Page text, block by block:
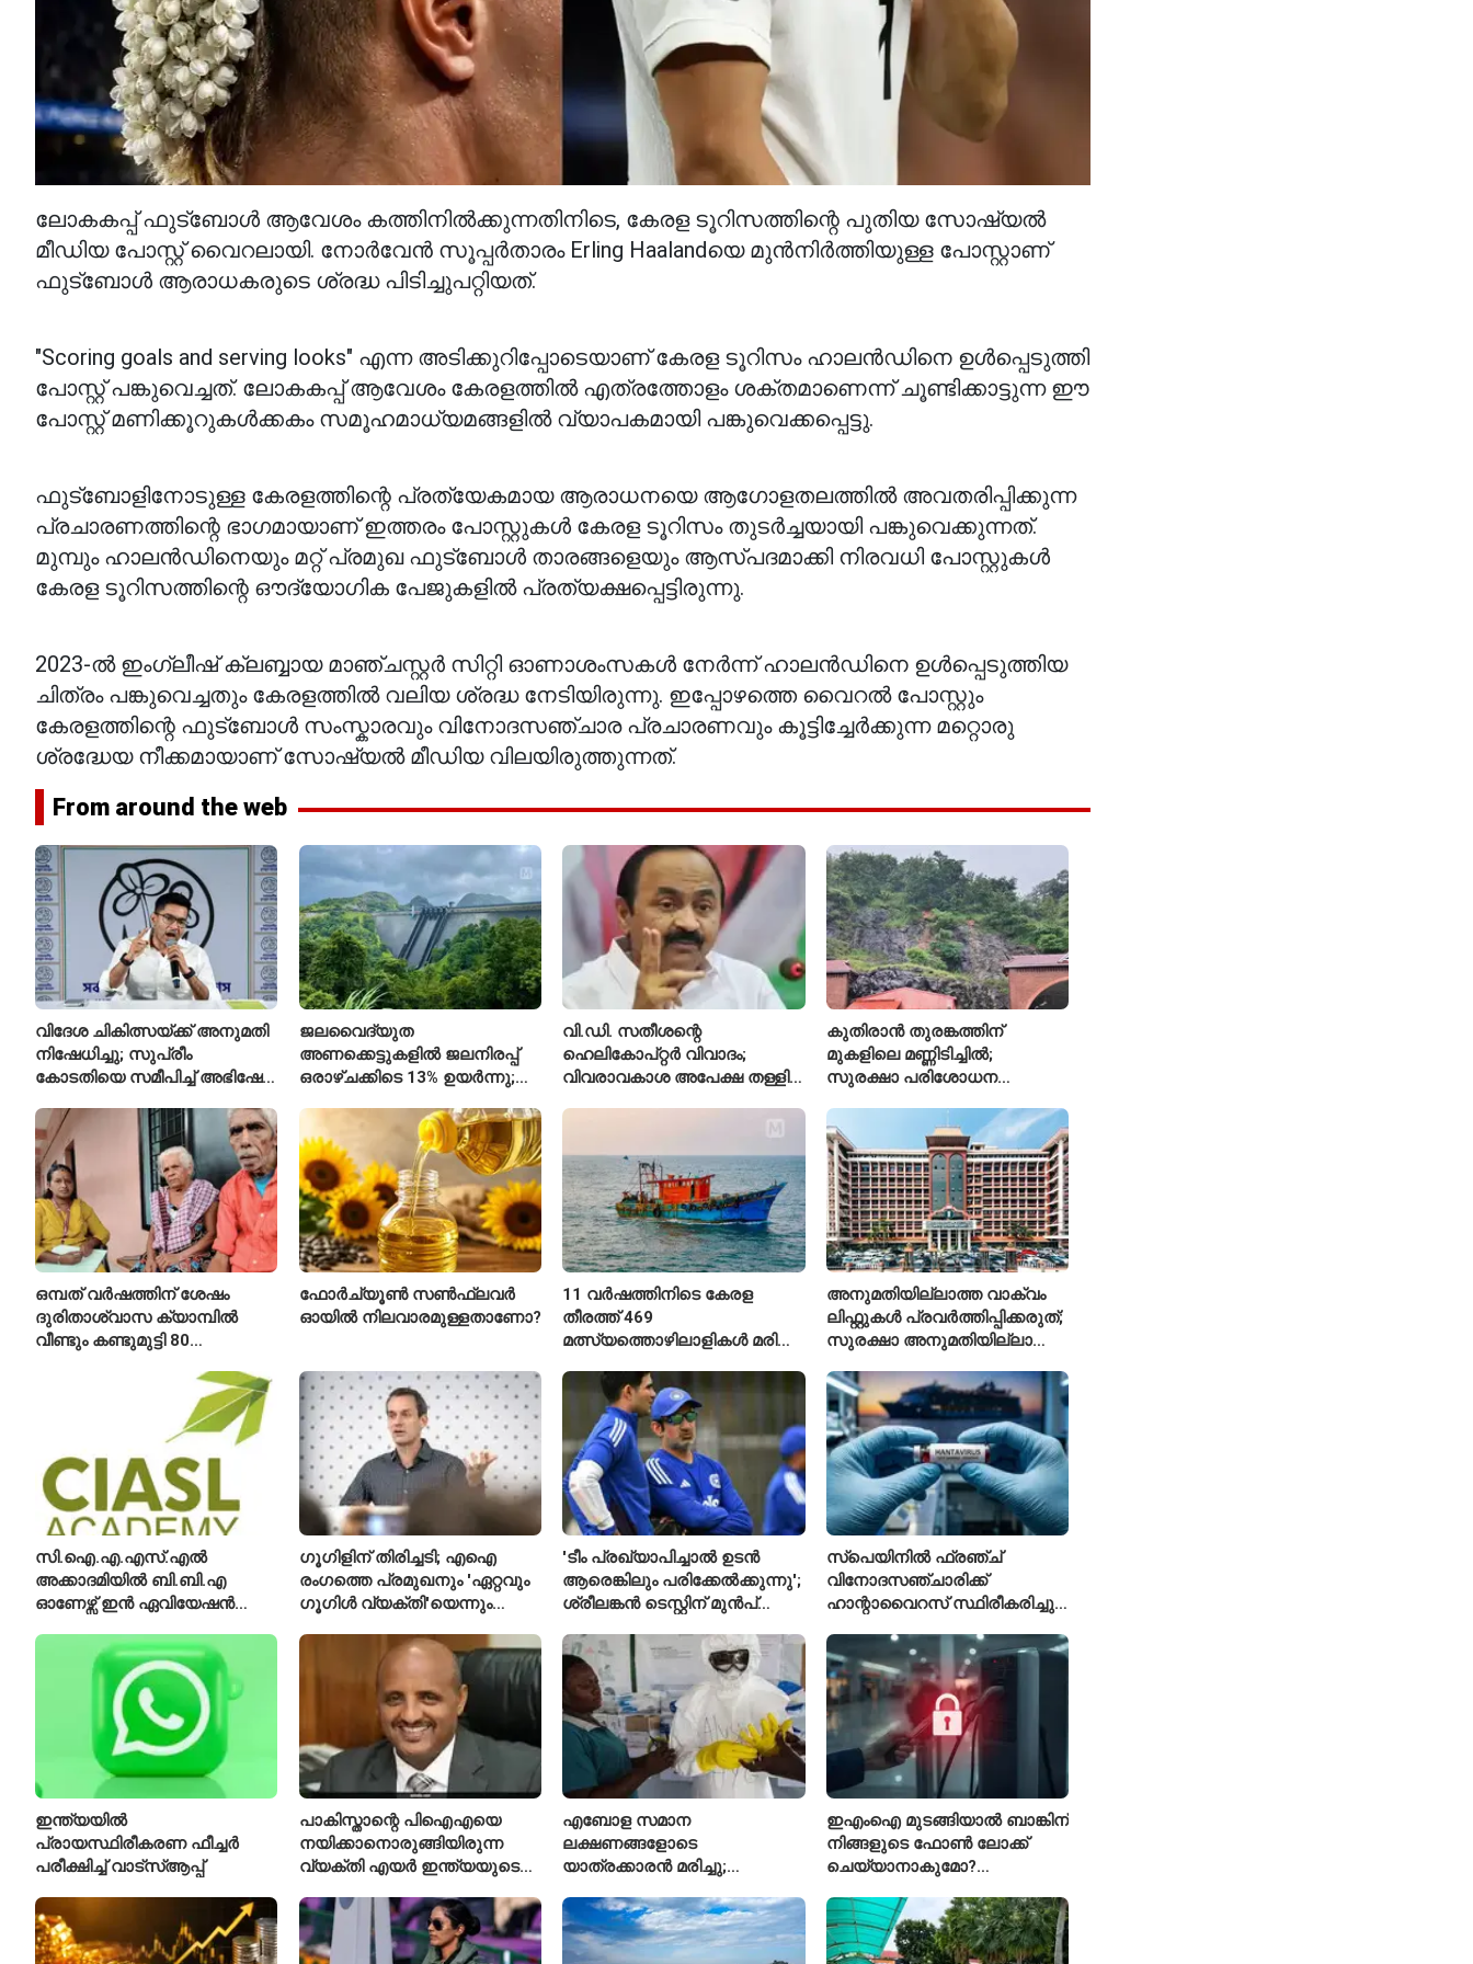
ലോകകപ്പ് ഫുട്ബോൾ ആവേശം കത്തിനിൽക്കുന്നതിനിടെ, കേരള ടൂറിസത്തിന്റെ പുതിയ സോഷ്യൽ
മീഡിയ പോസ്റ്റ് വൈറലായി. നോർവേൻ സൂപ്പർതാരം Erling Haalandയെ മുൻനിർത്തിയുള്ള പോസ്റ്റാണ്
ഫുട്ബോൾ ആരാധകരുടെ ശ്രദ്ധ പിടിച്ചുപറ്റിയത്.
"Scoring goals and serving looks" എന്ന അടിക്കുറിപ്പോടെയാണ് കേരള ടൂറിസം ഹാലൻഡിനെ ഉൾപ്പെടുത്തി
പോസ്റ്റ് പങ്കുവെച്ചത്. ലോകകപ്പ് ആവേശം കേരളത്തിൽ എത്രത്തോളം ശക്തമാണെന്ന് ചൂണ്ടിക്കാട്ടുന്ന ഈ
പോസ്റ്റ് മണിക്കൂറുകൾക്കകം സമൂഹമാധ്യമങ്ങളിൽ വ്യാപകമായി പങ്കുവെക്കപ്പെട്ടു.
ഫുട്ബോളിനോടുള്ള കേരളത്തിന്റെ പ്രത്യേകമായ ആരാധനയെ ആഗോളതലത്തിൽ അവതരിപ്പിക്കുന്ന
പ്രചാരണത്തിന്റെ ഭാഗമായാണ് ഇത്തരം പോസ്റ്റുകൾ കേരള ടൂറിസം തുടർച്ചയായി പങ്കുവെക്കുന്നത്.
മുമ്പും ഹാലൻഡിനെയും മറ്റ് പ്രമുഖ ഫുട്ബോൾ താരങ്ങളെയും ആസ്പദമാക്കി നിരവധി പോസ്റ്റുകൾ
കേരള ടൂറിസത്തിന്റെ ഔദ്യോഗിക പേജുകളിൽ പ്രത്യക്ഷപ്പെട്ടിരുന്നു.
2023-ൽ ഇംഗ്ലീഷ് ക്ലബ്ബായ മാഞ്ചസ്റ്റർ സിറ്റി ഓണാശംസകൾ നേർന്ന് ഹാലൻഡിനെ ഉൾപ്പെടുത്തിയ
ചിത്രം പങ്കുവെച്ചതും കേരളത്തിൽ വലിയ ശ്രദ്ധ നേടിയിരുന്നു. ഇപ്പോഴത്തെ വൈറൽ പോസ്റ്റും
കേരളത്തിന്റെ ഫുട്ബോൾ സംസ്കാരവും വിനോദസഞ്ചാര പ്രചാരണവും കൂട്ടിച്ചേർക്കുന്ന മറ്റൊരു
ശ്രദ്ധേയ നീക്കമായാണ് സോഷ്യൽ മീഡിയ വിലയിരുത്തുന്നത്.
From around the web
വിദേശ ചികിത്സയ്ക്ക് അനുമതി
നിഷേധിച്ചു; സുപ്രീം
കോടതിയെ സമീപിച്ച് അഭിഷേക്
ജലവൈദ്യുത
അണക്കെട്ടുകളിൽ ജലനിരപ്പ്
ഒരാഴ്ചക്കിടെ 13% ഉയർന്നു;
ഇപ്പോഴും കുറവ്
വി.ഡി. സതീശന്റെ
ഹെലികോപ്റ്റർ വിവാദം;
വിവരാവകാശ അപേക്ഷ തള്ളി
കുതിരാൻ തുരങ്കത്തിന്
മുകളിലെ മണ്ണിടിച്ചിൽ;
സുരക്ഷാ പരിശോധന
ഒമ്പത് വർഷത്തിന് ശേഷം
ദുരിതാശ്വാസ ക്യാമ്പിൽ
വീണ്ടും കണ്ടുമുട്ടി 80
ഫോർച്യൂൺ സൺഫ്ലവർ
ഓയിൽ നിലവാരമുള്ളതാണോ?
11 വർഷത്തിനിടെ കേരള
തീരത്ത് 469
മത്സ്യത്തൊഴിലാളികൾ മരിച്ചു;
47,773 പേരെ രക്ഷപ്പെടുത്തി
അനുമതിയില്ലാത്ത വാക്വം
ലിഫ്റ്റുകൾ പ്രവർത്തിപ്പിക്കരുത്;
സുരക്ഷാ അനുമതിയില്ലാത്ത
ഹൈക്കോടതിയുടെ വിലക്ക്
സി.ഐ.എ.എസ്.എൽ
അക്കാദമിയിൽ ബി.ബി.എ
ഓണേഴ്സ് ഇൻ ഏവിയേഷൻ
ഈമാസം 12 വരെ
ഗൂഗിളിന് തിരിച്ചടി; എഐ
രംഗത്തെ പ്രമുഖനും 'ഏറ്റവും
ഗൂഗിൾ വ്യക്തി'യെന്നും
'ടീം പ്രഖ്യാപിച്ചാൽ ഉടൻ
ആരെങ്കിലും പരിക്കേൽക്കുന്നു';
ശ്രീലങ്കൻ ടെസ്റ്റിന് മുൻപ്
മുൻതാരം
സ്പെയിനിൽ ഫ്രഞ്ച്
വിനോദസഞ്ചാരിക്ക്
ഹാന്റാവൈറസ് സ്ഥിരീകരിച്ചു;
പ്രവേശിപ്പിച്ചു
ഇന്ത്യയിൽ
പ്രായസ്ഥിരീകരണ ഫീച്ചർ
പരീക്ഷിച്ച് വാട്‌സ്ആപ്പ്
പാകിസ്താന്റെ പിഐഎയെ
നയിക്കാനൊരുങ്ങിയിരുന്ന
വ്യക്തി എയർ ഇന്ത്യയുടെ
എബോള സമാന
ലക്ഷണങ്ങളോടെ
യാത്രക്കാരൻ മരിച്ചു;
യാത്രക്കാരെ നിരീക്ഷണത്തിൽ
ഇഎംഐ മുടങ്ങിയാൽ ബാങ്കിന്
നിങ്ങളുടെ ഫോൺ ലോക്ക്
ചെയ്യാനാകുമോ?
ചട്ടങ്ങൾ ഇങ്ങനെ